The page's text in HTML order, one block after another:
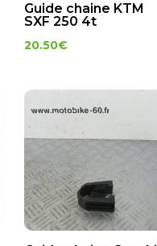
Guide chaine KTM
SXF 250 4t
20.50€